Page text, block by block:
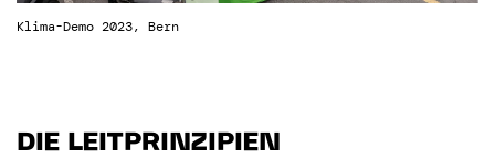
Klima-Demo 2023, Bern
DIE LEITPRINZIPIEN